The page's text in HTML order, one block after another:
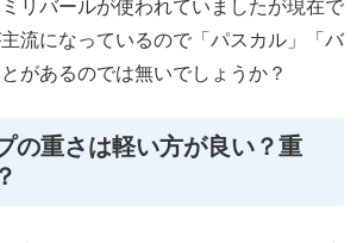
リバールが使われていましたが現在で
流になっているので「パスカル」「バ
があるのでは無いでしょうか？
の重さは軽い方が良い？重